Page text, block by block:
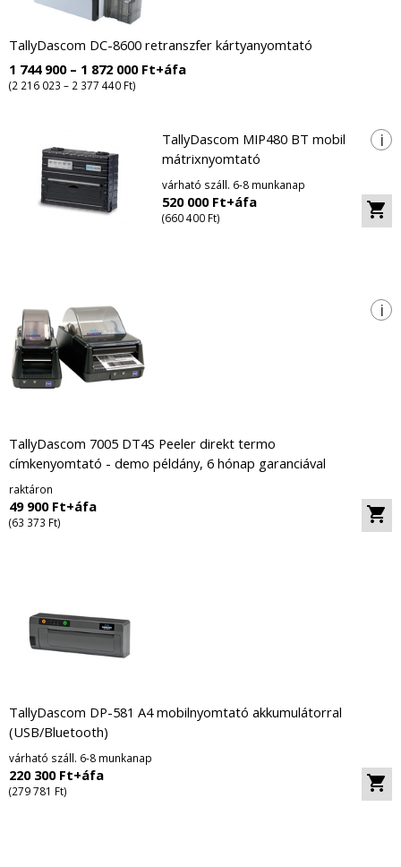
TallyDascom DC-8600 retranszfer kártyanyomtató
1 744 900 – 1 872 000 Ft+áfa
(2 216 023 – 2 377 440 Ft)
i
TallyDascom MIP480 BT mobil
mátrixnyomtató
várható száll. 6-8 munkanap
520 000 Ft+áfa
(660 400 Ft)
i
TallyDascom 7005 DT4S Peeler direkt termo
címkenyomtató - demo példány, 6 hónap garanciával
raktáron
49 900 Ft+áfa
(63 373 Ft)
TallyDascom DP-581 A4 mobilnyomtató akkumulátorral
(USB/Bluetooth)
várható száll. 6-8 munkanap
220 300 Ft+áfa
(279 781 Ft)